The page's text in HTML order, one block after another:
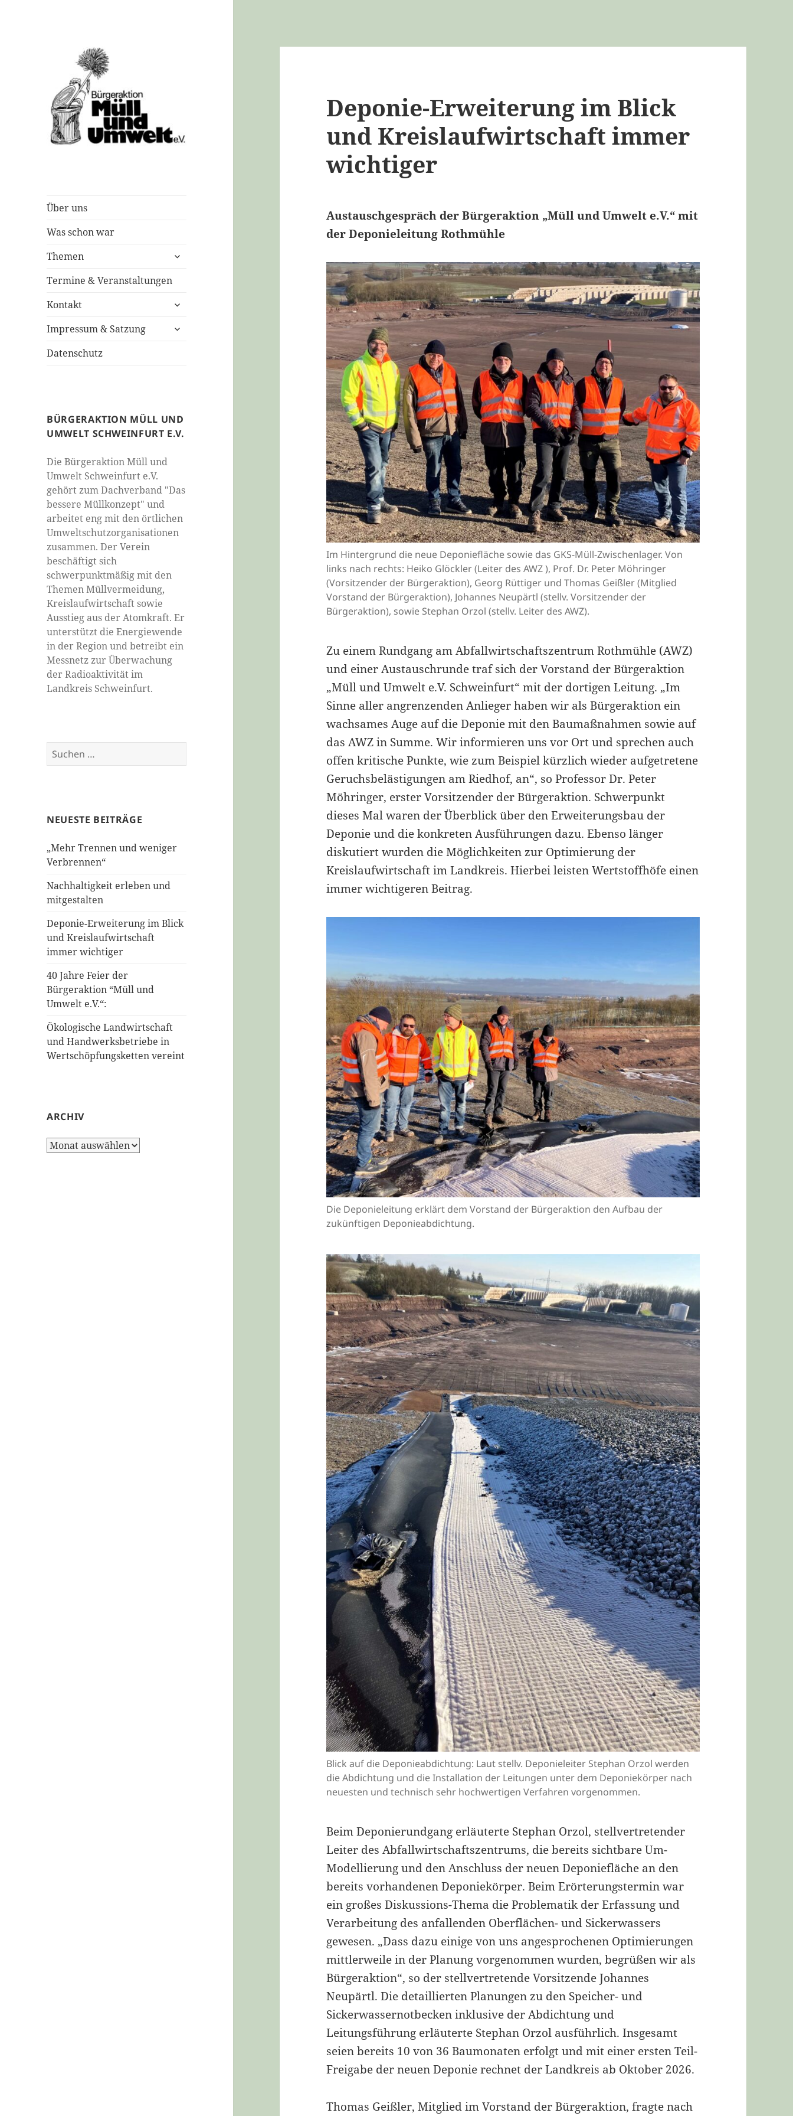
Über uns
Was schon war
Themen
untermenü
Termine & Veranstaltungen
Kontakt
untermenü
Impressum & Satzung
untermenü
Datenschutz
BÜRGERAKTION MÜLL UND
UMWELT SCHWEINFURT E.V.
Die Bürgeraktion Müll und
Umwelt Schweinfurt e.V.
gehört zum Dachverband "Das
bessere Müllkonzept" und
arbeitet eng mit den örtlichen
Umweltschutzorganisationen
zusammen. Der Verein
beschäftigt sich
schwerpunktmäßig mit den
Themen Müllvermeidung,
Kreislaufwirtschaft sowie
Ausstieg aus der Atomkraft. Er
unterstützt die Energiewende
in der Region und betreibt ein
Messnetz zur Überwachung
der Radioaktivität im
Landkreis Schweinfurt.
Suchen
nach:
NEUESTE BEITRÄGE
„Mehr Trennen und weniger
Verbrennen“
Nachhaltigkeit erleben und
mitgestalten
Deponie-Erweiterung im Blick
und Kreislaufwirtschaft
immer wichtiger
40 Jahre Feier der
Bürgeraktion “Müll und
Umwelt e.V.“:
Ökologische Landwirtschaft
und Handwerksbetriebe in
Wertschöpfungsketten vereint
ARCHIV
Archiv
Deponie-Erweiterung im Blick
und Kreislaufwirtschaft immer
wichtiger
Austauschgespräch der Bürgeraktion „Müll und Umwelt e.V.“ mit
der Deponieleitung Rothmühle
Im Hintergrund die neue Deponiefläche sowie das GKS-Müll-Zwischenlager. Von
links nach rechts: Heiko Glöckler (Leiter des AWZ ), Prof. Dr. Peter Möhringer
(Vorsitzender der Bürgeraktion), Georg Rüttiger und Thomas Geißler (Mitglied
Vorstand der Bürgeraktion), Johannes Neupärtl (stellv. Vorsitzender der
Bürgeraktion), sowie Stephan Orzol (stellv. Leiter des AWZ).
Zu einem Rundgang am Abfallwirtschaftszentrum Rothmühle (AWZ)
und einer Austauschrunde traf sich der Vorstand der Bürgeraktion
„Müll und Umwelt e.V. Schweinfurt“ mit der dortigen Leitung. „Im
Sinne aller angrenzenden Anlieger haben wir als Bürgeraktion ein
wachsames Auge auf die Deponie mit den Baumaßnahmen sowie auf
das AWZ in Summe. Wir informieren uns vor Ort und sprechen auch
offen kritische Punkte, wie zum Beispiel kürzlich wieder aufgetretene
Geruchsbelästigungen am Riedhof, an“, so Professor Dr. Peter
Möhringer, erster Vorsitzender der Bürgeraktion. Schwerpunkt
dieses Mal waren der Überblick über den Erweiterungsbau der
Deponie und die konkreten Ausführungen dazu. Ebenso länger
diskutiert wurden die Möglichkeiten zur Optimierung der
Kreislaufwirtschaft im Landkreis. Hierbei leisten Wertstoffhöfe einen
immer wichtigeren Beitrag.
Die Deponieleitung erklärt dem Vorstand der Bürgeraktion den Aufbau der
zukünftigen Deponieabdichtung.
Blick auf die Deponieabdichtung: Laut stellv. Deponieleiter Stephan Orzol werden
die Abdichtung und die Installation der Leitungen unter dem Deponiekörper nach
neuesten und technisch sehr hochwertigen Verfahren vorgenommen.
Beim Deponierundgang erläuterte Stephan Orzol, stellvertretender
Leiter des Abfallwirtschaftszentrums, die bereits sichtbare Um-
Modellierung und den Anschluss der neuen Deponiefläche an den
bereits vorhandenen Deponiekörper. Beim Erörterungstermin war
ein großes Diskussions-Thema die Problematik der Erfassung und
Verarbeitung des anfallenden Oberflächen- und Sickerwassers
gewesen. „Dass dazu einige von uns angesprochenen Optimierungen
mittlerweile in der Planung vorgenommen wurden, begrüßen wir als
Bürgeraktion“, so der stellvertretende Vorsitzende Johannes
Neupärtl. Die detaillierten Planungen zu den Speicher- und
Sickerwassernotbecken inklusive der Abdichtung und
Leitungsführung erläuterte Stephan Orzol ausführlich. Insgesamt
seien bereits 10 von 36 Baumonaten erfolgt und mit einer ersten Teil-
Freigabe der neuen Deponie rechnet der Landkreis ab Oktober 2026.
Thomas Geißler, Mitglied im Vorstand der Bürgeraktion, fragte nach